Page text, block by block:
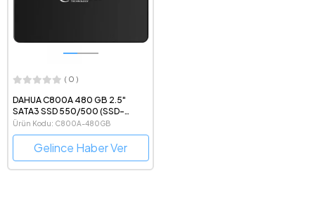
( 0 )
DAHUA C800A 480 GB 2.5"
SATA3 SSD 550/500 (SSD-
C800AS480G)
Ürün Kodu: C800A-480GB
Gelince Haber Ver